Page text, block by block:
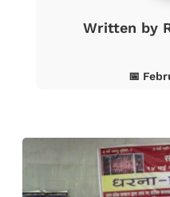
Written by
📅